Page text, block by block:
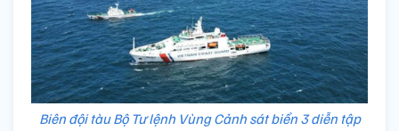
Biên đội tàu Bộ Tư lệnh Vùng Cảnh sát biển 3 diễn tập